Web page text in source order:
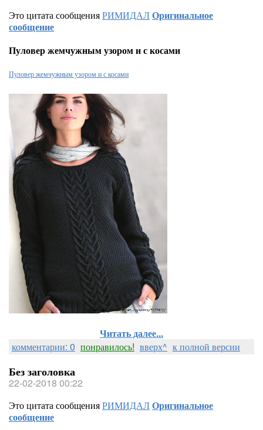
Это цитата сообщенияРИМИДАЛОригинальное
сообщение
Пуловер жемчужным узором и с косами
Пуловер жемчужным узором и с косами
Читать далее...
комментарии: 0 понравилось! вверх^ к полной версии
Без заголовка
22-02-2018 00:22
Это цитата сообщенияРИМИДАЛОригинальное
сообщение